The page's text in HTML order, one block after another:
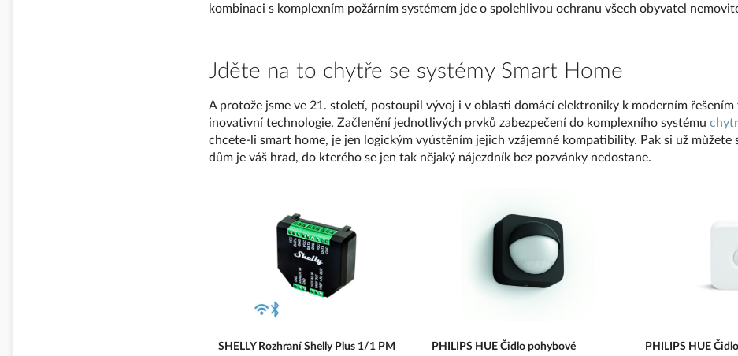
kombinaci s komplexním požárním systémem jde o spolehlivou ochranu všech obyvatel
Jděte na to chytře se systémy Smart Home
A protože jsme ve 21. století, postoupil vývoj i v oblasti domácí elektroniky k moderním řešením
inovativní technologie. Začlenění jednotlivých prvků zabezpečení do komplexního systému
chcete-li smart home, je jen logickým vyústěním jejich vzájemné kompatibility. Pak si už můžete
dům je váš hrad, do kterého se jen tak nějaký nájezdník bez pozvánky nedostane.
SHELLY Rozhraní Shelly Plus 1/1 PM
PHILIPS HUE Čidlo pohybové
PHILIPS HUE